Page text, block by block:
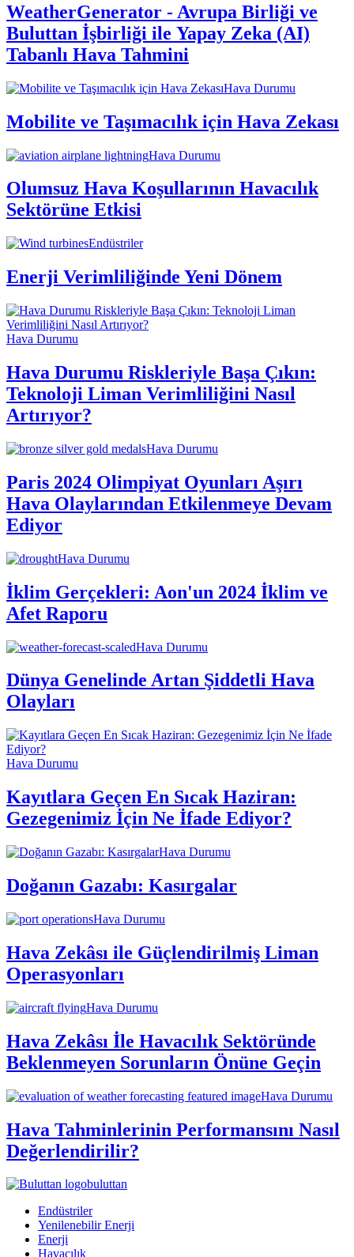
WeatherGenerator - Avrupa Birliği ve
Buluttan İşbirliği ile Yapay Zeka (AI)
Tabanlı Hava Tahmini
Hava Durumu
Mobilite ve Taşımacılık için Hava Zekası
Hava Durumu
Olumsuz Hava Koşullarının Havacılık
Sektörüne Etkisi
Endüstriler
Enerji Verimliliğinde Yeni Dönem
Hava Durumu
Hava Durumu Riskleriyle Başa Çıkın:
Teknoloji Liman Verimliliğini Nasıl
Artırıyor?
Hava Durumu
Paris 2024 Olimpiyat Oyunları Aşırı
Hava Olaylarından Etkilenmeye Devam
Ediyor
Hava Durumu
İklim Gerçekleri: Aon'un 2024 İklim ve
Afet Raporu
Hava Durumu
Dünya Genelinde Artan Şiddetli Hava
Olayları
Hava Durumu
Kayıtlara Geçen En Sıcak Haziran:
Gezegenimiz İçin Ne İfade Ediyor?
Hava Durumu
Doğanın Gazabı: Kasırgalar
Hava Durumu
Hava Zekâsı ile Güçlendirilmiş Liman
Operasyonları
Hava Durumu
Hava Zekâsı İle Havacılık Sektöründe
Beklenmeyen Sorunların Önüne Geçin
Hava Durumu
Hava Tahminlerinin Performansını Nasıl
Değerlendirilir?
buluttan
Endüstriler
Yenilenebilir Enerji
Enerji
Havacılık